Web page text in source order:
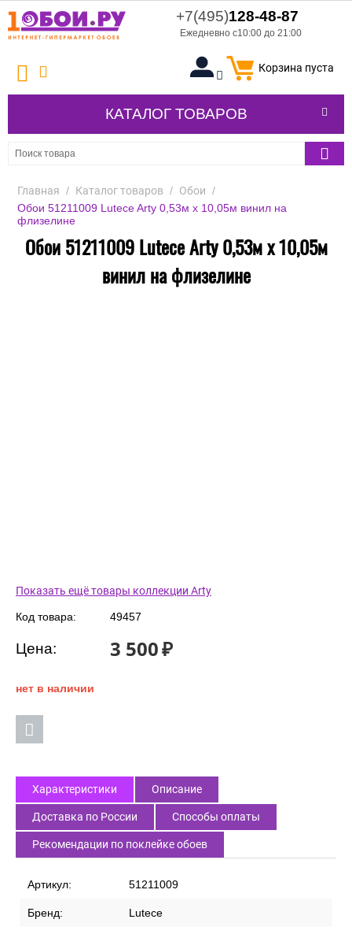
+7(495)128-48-87
Ежедневно с10:00 до 21:00
Корзина пуста
КАТАЛОГ ТОВАРОВ
Главная / Каталог товаров / Обои /
Обои 51211009 Lutece Arty 0,53м х 10,05м винил на
флизелине
Обои 51211009 Lutece Arty 0,53м х 10,05м
винил на флизелине
Показать ещё товары коллекции Arty
Код товара: 49457
Цена: 3 500₽
нет в наличии
Характеристики Описание
Доставка по России Способы оплаты
Рекомендации по поклейке обоев
Артикул: 51211009
Бренд: Lutece